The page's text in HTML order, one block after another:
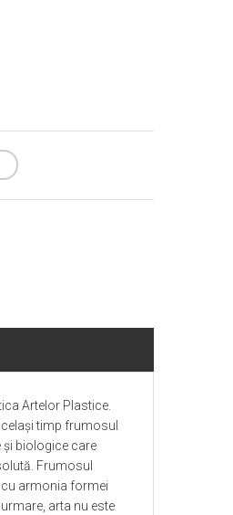
Artelor Plastice.
timp frumosul
şi biologice care
Frumosul
armonia formei
arta nu este